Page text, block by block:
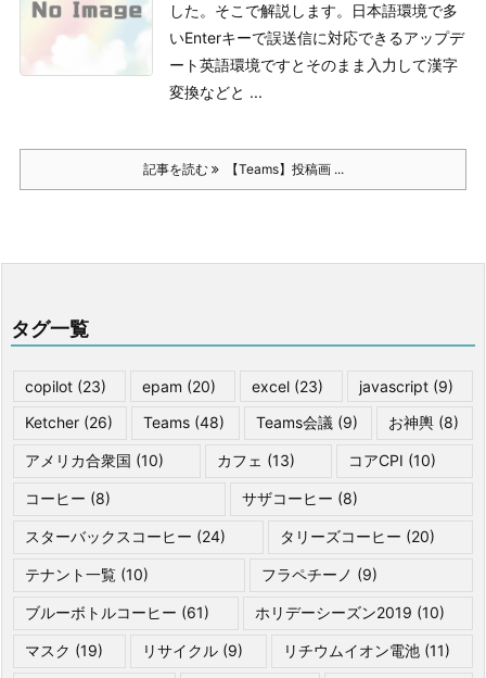
した。そこで解説します。
日本語環境で多
いEnterキーで誤送信に対応できるアップデ
ート英語環境ですとそのまま入力して漢字
変換などと ...
記事を読む 【Teams】投稿画 ...
タグ一覧
copilot (23) epam (20) excel (23) javascript (9)
Ketcher (26) Teams (48) Teams会議 (9) お神輿(8)
アメリカ合衆国 (10) カフェ (13) コアCPI (10)
コーヒー (8) サザコーヒー (8)
スターバックスコーヒー (24) タリーズコーヒー (20)
テナント一覧 (10) フラペチーノ (9)
ブルーボトルコーヒー (61) ホリデーシーズン2019 (10)
マスク (19) リサイクル (9) リチウムイオン電池(11)